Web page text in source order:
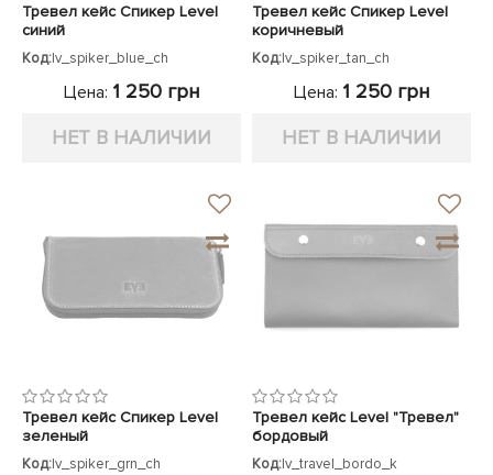
Тревел кейс Спикер Level
синий
Код:lv_spiker_blue_ch
Цена: 1 250 грн
НЕТ В НАЛИЧИИ
Тревел кейс Спикер Level
коричневый
Код:lv_spiker_tan_ch
Цена: 1 250 грн
НЕТ В НАЛИЧИИ
Тревел кейс Спикер Level
зеленый
Код:lv_spiker_grn_ch
Тревел кейс Level "Тревел"
бордовый
Код:lv_travel_bordo_k